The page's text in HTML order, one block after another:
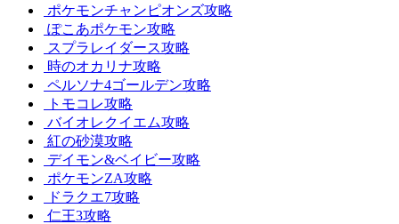
ポケモンチャンピオンズ攻略
ぽこあポケモン攻略
スプラレイダース攻略
時のオカリナ攻略
ペルソナ4ゴールデン攻略
トモコレ攻略
バイオレクイエム攻略
紅の砂漠攻略
デイモン&ベイビー攻略
ポケモンZA攻略
ドラクエ7攻略
仁王3攻略